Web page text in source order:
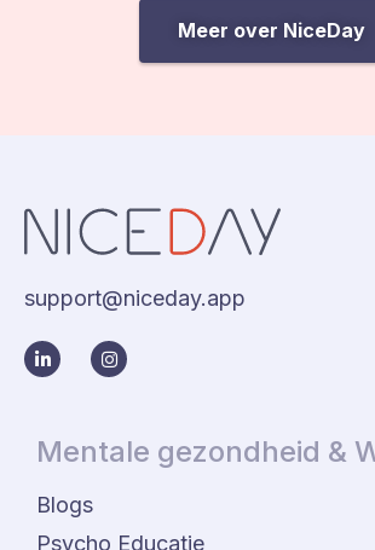
Meer over NiceDay
support@niceday.app
Mentale gezondheid &
Blogs
Psycho Educatie